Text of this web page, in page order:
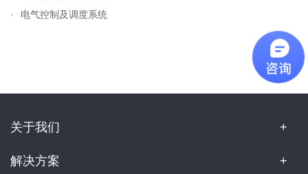
电气控制及调度系统
关于我们
解决方案